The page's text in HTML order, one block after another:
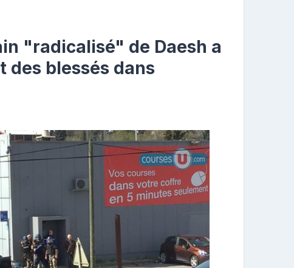
"radicalisé" de Daesh a
des blessés dans